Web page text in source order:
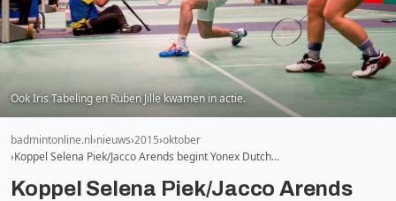
Ook Iris Tabeling en Ruben Jille kwamen in actie.
badmintonline.nl nieuws 2015 oktober
Koppel Selena Piek/Jacco Arends begint Yonex Dutch…
Koppel Selena Piek/Jacco Arends